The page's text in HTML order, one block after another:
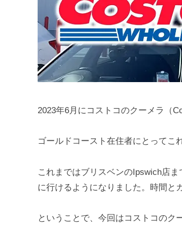
2023年6月にコストコのクーメラ（
ゴールドコースト在住者にとってこ
これまではブリスベンのIpswich店
に行けるようになりました。時間と
ということで、今回はコストコのク